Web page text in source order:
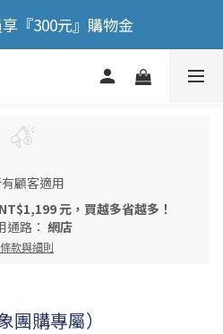
送膠原蛋白正貨！！
『300元』購物金
額送膠原蛋白正貨！！
顧客適用
元，買越多省越多！
通路： 網店
條款與細則
購專屬）